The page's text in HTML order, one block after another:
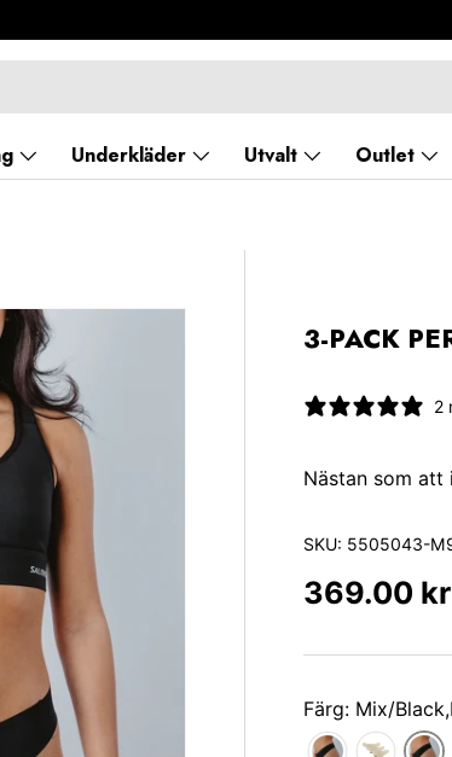
Underkläder Utvalt Outlet
3-PACK
2
Nästan som att
SKU: 5505043-
Ordinarie
369.00 kr
Färg: Mix/